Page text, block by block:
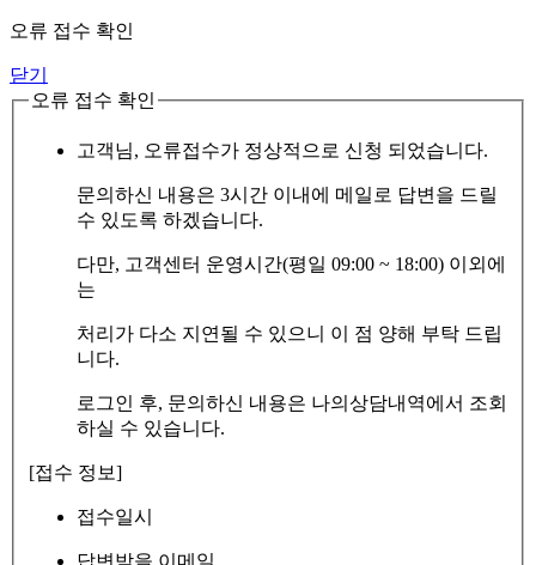
오류 접수 확인
닫기
오류 접수 확인
고객님, 오류접수가 정상적으로 신청 되었습니다.
문의하신 내용은 3시간 이내에 메일로 답변을 드릴
수 있도록 하겠습니다.
다만, 고객센터 운영시간(평일 09:00 ~ 18:00) 이외에
는
처리가 다소 지연될 수 있으니 이 점 양해 부탁 드립
니다.
로그인 후, 문의하신 내용은 나의상담내역에서 조회
하실 수 있습니다.
[접수 정보]
접수일시